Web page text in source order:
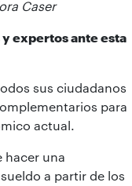
Caser
expertos ante esta
sus ciudadanos
para
actual.
hacer una
a partir de los